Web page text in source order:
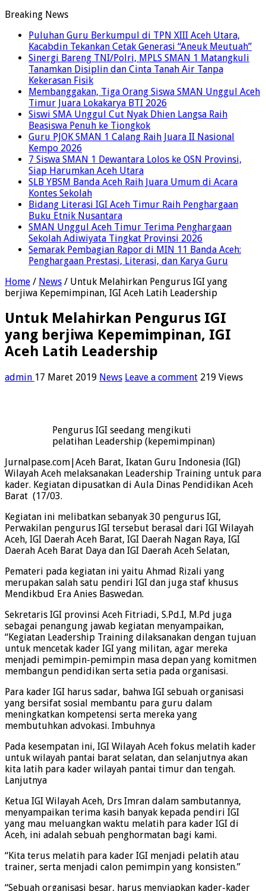
Breaking News
Puluhan Guru Berkumpul di TPN XIII Aceh Utara,
Kacabdin Tekankan Cetak Generasi “Aneuk Meutuah”
Sinergi Bareng TNI/Polri, MPLS SMAN 1 Matangkuli
Tanamkan Disiplin dan Cinta Tanah Air Tanpa
Kekerasan Fisik
Membanggakan, Tiga Orang Siswa SMAN Unggul Aceh
Timur Juara Lokakarya BTI 2026
Siswi SMA Unggul Cut Nyak Dhien Langsa Raih
Beasiswa Penuh ke Tiongkok
Guru PJOK SMAN 1 Calang Raih Juara II Nasional
Kempo 2026
7 Siswa SMAN 1 Dewantara Lolos ke OSN Provinsi,
Siap Harumkan Aceh Utara
SLB YBSM Banda Aceh Raih Juara Umum di Acara
Kontes Sekolah
Bidang Literasi IGI Aceh Timur Raih Penghargaan
Buku Etnik Nusantara
SMAN Unggul Aceh Timur Terima Penghargaan
Sekolah Adiwiyata Tingkat Provinsi 2026
Semarak Pembagian Rapor di MIN 11 Banda Aceh:
Penghargaan Prestasi, Literasi, dan Karya Guru
Home / News / Untuk Melahirkan Pengurus IGI yang
berjiwa Kepemimpinan, IGI Aceh Latih Leadership
Untuk Melahirkan Pengurus IGI
yang berjiwa Kepemimpinan, IGI
Aceh Latih Leadership
admin 17 Maret 2019 News Leave a comment 219 Views
Pengurus IGI seedang mengikuti
pelatihan Leadership (kepemimpinan)
Jurnalpase.com|Aceh Barat, Ikatan Guru Indonesia (IGI)
Wilayah Aceh melaksanakan Leadership Training untuk para
kader. Kegiatan dipusatkan di Aula Dinas Pendidikan Aceh
Barat (17/03.
Kegiatan ini melibatkan sebanyak 30 pengurus IGI,
Perwakilan pengurus IGI tersebut berasal dari IGI Wilayah
Aceh, IGI Daerah Aceh Barat, IGI Daerah Nagan Raya, IGI
Daerah Aceh Barat Daya dan IGI Daerah Aceh Selatan,
Pemateri pada kegiatan ini yaitu Ahmad Rizali yang
merupakan salah satu pendiri IGI dan juga staf khusus
Mendikbud Era Anies Baswedan.
Sekretaris IGI provinsi Aceh Fitriadi, S.Pd.I, M.Pd juga
sebagai penangung jawab kegiatan menyampaikan,
“Kegiatan Leadership Training dilaksanakan dengan tujuan
untuk mencetak kader IGI yang militan, agar mereka
menjadi pemimpin-pemimpin masa depan yang komitmen
membangun pendidikan serta setia pada organisasi.
Para kader IGI harus sadar, bahwa IGI sebuah organisasi
yang bersifat sosial membantu para guru dalam
meningkatkan kompetensi serta mereka yang
membutuhkan advokasi. Imbuhnya
Pada kesempatan ini, IGI Wilayah Aceh fokus melatih kader
untuk wilayah pantai barat selatan, dan selanjutnya akan
kita latih para kader wilayah pantai timur dan tengah.
Lanjutnya
Ketua IGI Wilayah Aceh, Drs Imran dalam sambutannya,
menyampaikan terima kasih banyak kepada pendiri IGI
yang mau meluangkan waktu melatih para kader IGI di
Aceh, ini adalah sebuah penghormatan bagi kami.
“Kita terus melatih para kader IGI menjadi pelatih atau
trainer, serta menjadi calon pemimpin yang konsisten.”
“Sebuah organisasi besar, harus menyiapkan kader-kader